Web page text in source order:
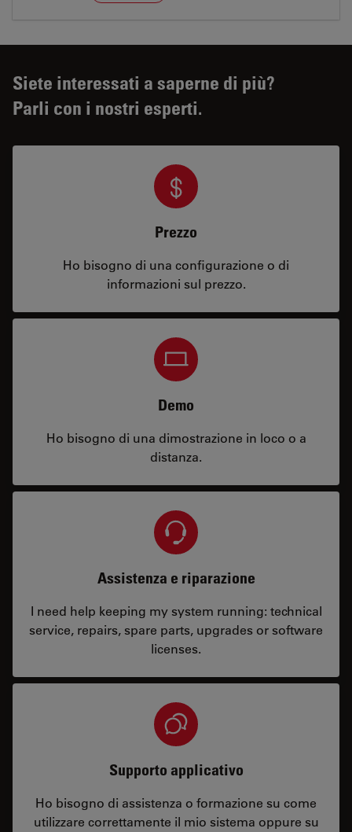
Siete interessati a saperne di più?
Parli con i nostri esperti.
Prezzo
Ho bisogno di una configurazione o di
informazioni sul prezzo.
Demo
Ho bisogno di una dimostrazione in loco o a
distanza.
Assistenza e riparazione
I need help keeping my system running: technical
service, repairs, spare parts, upgrades or software
licenses.
Supporto applicativo
Ho bisogno di assistenza o formazione su come
utilizzare correttamente il mio sistema oppure su